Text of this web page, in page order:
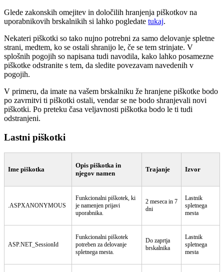
Glede zakonskih omejitev in določilih hranjenja piškotkov na
uporabnikovih brskalnikih si lahko pogledate tukaj.
Nekateri piškotki so tako nujno potrebni za samo delovanje spletne
strani, medtem, ko se ostali shranijo le, če se tem strinjate. V
splošnih pogojih so napisana tudi navodila, kako lahko posamezne
piškotke odstranite s tem, da sledite povezavam navedenih v
pogojih.
V primeru, da imate na vašem brskalniku že hranjene piškotke bodo
po zavrnitvi ti piškotki ostali, vendar se ne bodo shranjevali novi
piškotki. Po preteku časa veljavnosti piškotka bodo le ti tudi
odstranjeni.
Lastni piškotki
Ime piškotka
Opis piškotka in
njegov namen
Trajanje Izvor
.ASPXANONYMOUS
Funkcionalni piškotek, ki
je namenjen prijavi
uporabnika.
2 meseca in 7
dni
Lastnik
spletnega
mesta
ASP.NET_SessionId
Funkcionalni piškotek
potreben za delovanje
spletnega mesta.
Do zaprtja
brskalnika
Lastnik
spletnega
mesta